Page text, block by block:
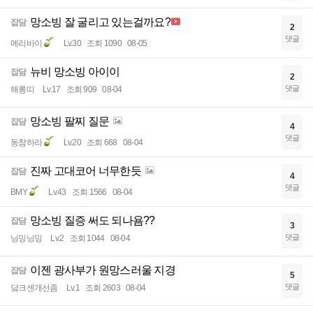
잡담 망소빙 잘 굴리고 있는걸까요?
메리바이 Lv.30 조회 1090 08-05
2
댓글
잡담 뉴비 망소빙 아이이
해롱띠 Lv.17 조회 909 08-04
2
댓글
잡담 망소빙 팔찌 질문
동참하라 Lv.20 조회 668 08-04
4
댓글
잡담 진짜 고대코어 너무한듯
BMY Lv.43 조회 1566 08-04
4
댓글
잡담 망소빙 질증 써도 되나욤??
닝밍닝밍 Lv.2 조회 1044 08-04
3
댓글
잡담 이젠 광사부가 원망스러울 지경
닼크센개선좀 Lv.1 조회 2603 08-04
5
댓글